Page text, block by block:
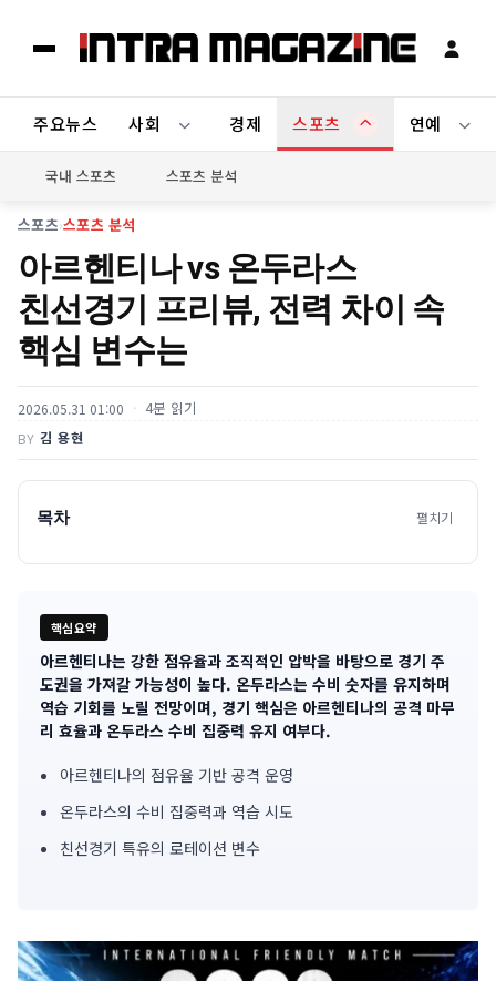
주요뉴스 사회 경제 스포츠 연예
국내 스포츠 스포츠 분석
스포츠›스포츠 분석
아르헨티나 vs 온두라스
친선경기 프리뷰, 전력 차이 속
핵심 변수는
2026.05.31 01:00 4분 읽기
BY 김 용현
목차 펼치기
핵심요약
기
사
아르헨티나는 강한 점유율과 조직적인 압박을 바탕으로 경기 주
도권을 가져갈 가능성이 높다. 온두라스는 수비 숫자를 유지하며
역습 기회를 노릴 전망이며, 경기 핵심은 아르헨티나의 공격 마무
리 효율과 온두라스 수비 집중력 유지 여부다.
아르헨티나의 점유율 기반 공격 운영
온두라스의 수비 집중력과 역습 시도
친선경기 특유의 로테이션 변수